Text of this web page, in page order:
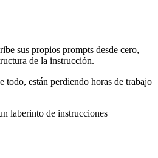
sus propios prompts desde cero,
de la instrucción.
todo, están perdiendo horas de trabajo
laberinto de instrucciones